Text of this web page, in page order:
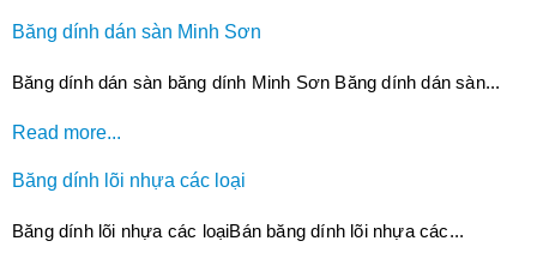
Băng dính dán sàn Minh Sơn
Băng dính dán sàn băng dính Minh Sơn Băng dính dán sàn...
Read more...
Băng dính lõi nhựa các loại
Băng dính lõi nhựa các loạiBán băng dính lõi nhựa các...